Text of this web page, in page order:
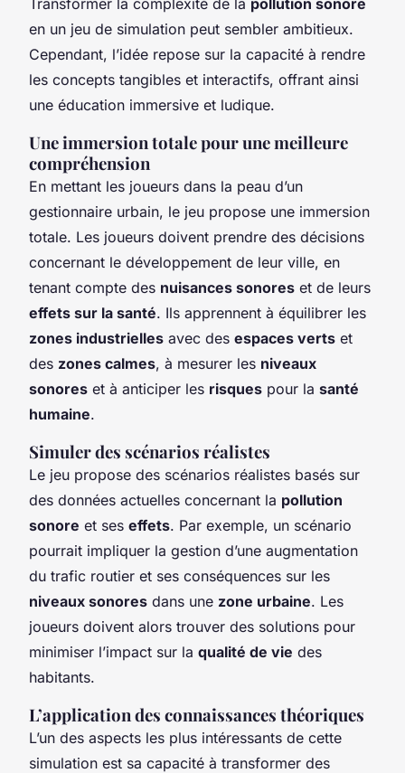
en un jeu de simulation peut sembler ambitieux.
Cependant, l’idée repose sur la capacité à rendre
les concepts tangibles et interactifs, offrant ainsi
une éducation immersive et ludique.
Une immersion totale pour une meilleure
compréhension
En mettant les joueurs dans la peau d’un
gestionnaire urbain, le jeu propose une immersion
totale. Les joueurs doivent prendre des décisions
concernant le développement de leur ville, en
tenant compte des nuisances sonores et de leurs
effets sur la santé. Ils apprennent à équilibrer les
zones industrielles avec des espaces verts et
des zones calmes, à mesurer les niveaux
sonores et à anticiper les risques pour la santé
humaine.
Simuler des scénarios réalistes
Le jeu propose des scénarios réalistes basés sur
des données actuelles concernant la pollution
sonore et ses effets. Par exemple, un scénario
pourrait impliquer la gestion d’une augmentation
du trafic routier et ses conséquences sur les
niveaux sonores dans une zone urbaine. Les
joueurs doivent alors trouver des solutions pour
minimiser l’impact sur la qualité de vie des
habitants.
L’application des connaissances théoriques
L’un des aspects les plus intéressants de cette
simulation est sa capacité à transformer des